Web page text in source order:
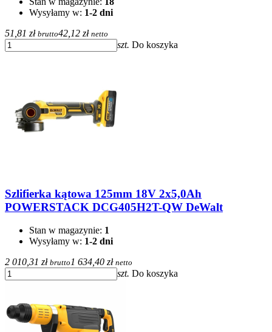
Wysyłamy w: 1-2 dni
51,81 zł brutto42,12 zł netto
szt. Do koszyka
Szlifierka kątowa 125mm 18V 2x5,0Ah
POWERSTACK DCG405H2T-QW DeWalt
Stan w magazynie: 1
Wysyłamy w: 1-2 dni
2 010,31 zł brutto1 634,40 zł netto
szt. Do koszyka